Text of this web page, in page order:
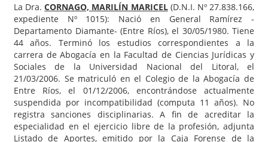
La Dra.CORNAGO, MARILÍN MARICEL(D.N.I. Nº 27.838.166,
expediente Nº 1015): Nació en General Ramírez -
Departamento Diamante- (Entre Ríos), el 30/05/1980. Tiene
44 años. Terminó los estudios correspondientes a la
carrera de Abogacía en la Facultad de Ciencias Jurídicas y
Sociales de la Universidad Nacional del Litoral, el
21/03/2006. Se matriculó en el Colegio de la Abogacía de
Entre Ríos, el 01/12/2006, encontrándose actualmente
suspendida por incompatibilidad (computa 11 años). No
registra sanciones disciplinarias. A fin de acreditar la
especialidad en el ejercicio libre de la profesión, adjunta
Listado de Aportes, emitido por la Caja Forense de la